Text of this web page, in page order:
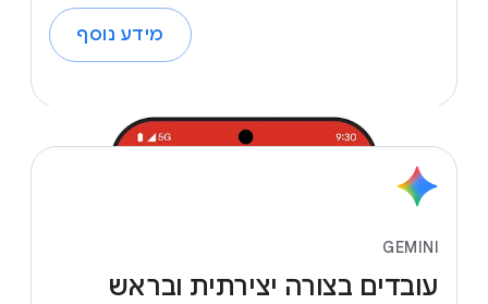
מידע נוסף
GEMINI
עובדים בצורה יצירתית ובראש